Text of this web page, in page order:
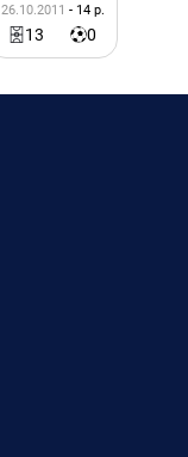
26.10.2011 - 14 р.
13 0